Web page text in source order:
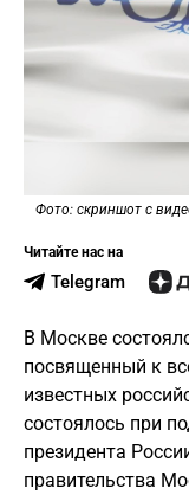
Фото: скриншот с
Читайте нас на
Telegram
В Москве
посвященный к
известных
состоялось при
президента
правительства